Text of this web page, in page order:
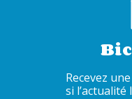
Recevez
si l’actualité